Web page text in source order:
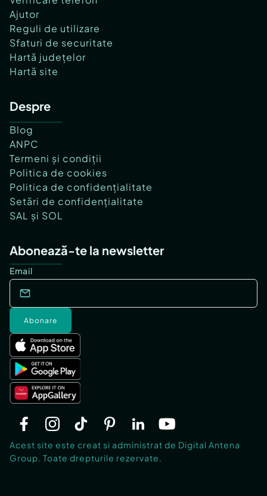
Ajutor
Reguli de utilizare
Sfaturi de securitate
Hartă județelor
Hartă site
Despre
Blog
ANPC
Termeni și condiții
Politica de cookies
Politica de confidențialitate
Setări de confidențialitate
SAL și SOL
Abonează-te la newsletter
Email
Abonare
Acest site este creat si administrat de Digital Antena
Group. Toate drepturile rezervate.